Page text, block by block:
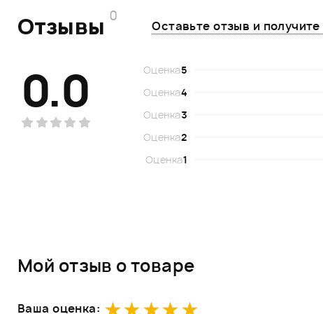
Отзывы 0
Оставьте отзыв и получите
0.0 Оценка5
Оценка4
Оценка3
Оценка2
Оценка1
Мой отзыв о товаре
Ваша оценка: